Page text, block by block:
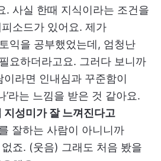
. 사실 한때 지식이라는 조건을
소드가 있어요. 제가
익을 공부했었는데, 엄청난
요하더라고요. 그러다 보니까
이라면 인내심과 꾸준함이
’라는 느낌을 받은 것 같아요.
성미가 잘 느껴진다고
잘하는 사람이 아니니까
죠. (웃음) 그래도 처음 봤을